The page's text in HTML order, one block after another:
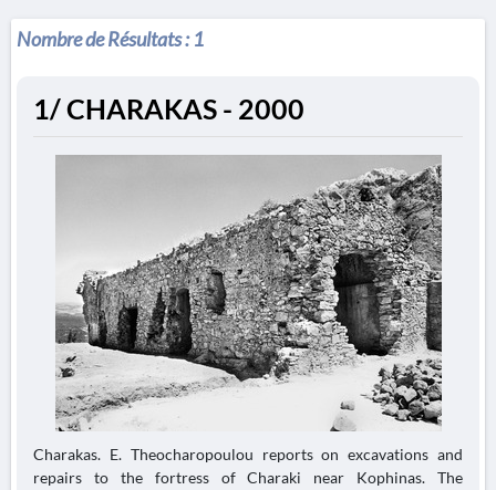
Nombre de Résultats :1
1/ CHARAKAS - 2000
Charakas. E. Theocharopoulou reports on excavations and
repairs to the fortress of Charaki near Kophinas. The